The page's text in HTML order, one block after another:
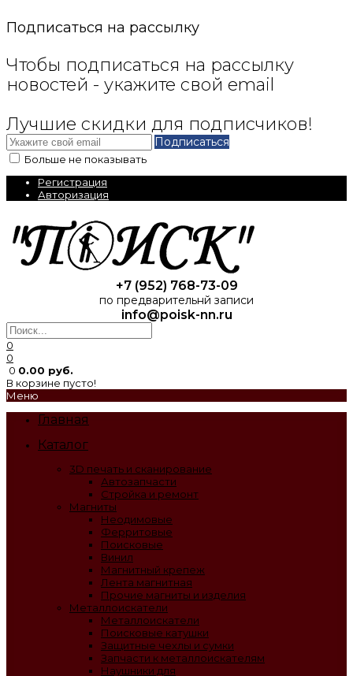
Подписаться на рассылку
Чтобы подписаться на рассылку
новостей - укажите свой email
Лучшие скидки для подписчиков!
Подписаться
Больше не показывать
Регистрация
Авторизация
+7 (952) 768-73-09
по предварительнй записи
info@poisk-nn.ru
0
0
0 0.00 руб.
В корзине пусто!
Меню
Главная
Каталог
3D печать и сканирование
Автозапчасти
Стройка и ремонт
Магниты
Неодимовые
Ферритовые
Поисковые
Винил
Магнитный крепеж
Лента магнитная
Прочие магниты и изделия
Металлоискатели
Металлоискатели
Поисковые катушки
Защитные чехлы и сумки
Запчасти к металлоискателям
Наушники для